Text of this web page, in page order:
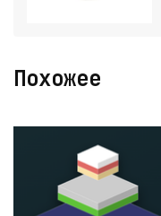
Похожее